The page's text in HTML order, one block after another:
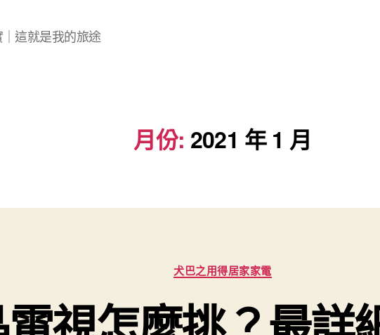
這就是我的旅途
月份: 2021 年 1 月
分
類
犬巴之用得居家家電